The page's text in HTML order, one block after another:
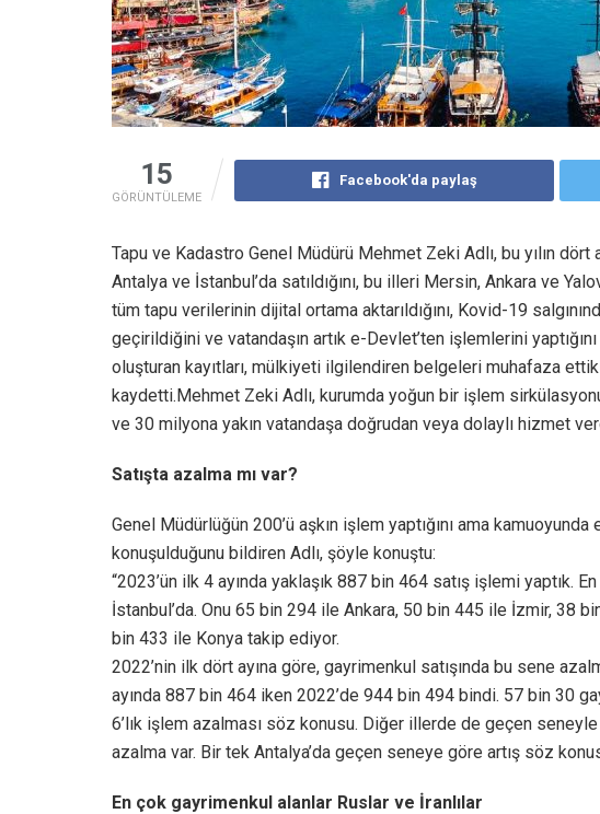
15
GÖRÜNTÜLEME
Facebook'da paylaş
Tapu ve Kadastro Genel Müdürü Mehmet Zeki Adlı, bu yılın dört
Antalya ve İstanbul’da satıldığını, bu illeri Mersin, Ankara ve
tüm tapu verilerinin dijital ortama aktarıldığını, Kovid-19
geçirildiğini ve vatandaşın artık e-Devlet’ten işlemlerini
oluşturan kayıtları, mülkiyeti ilgilendiren belgeleri muhafaza
kaydetti.Mehmet Zeki Adlı, kurumda yoğun bir işlem
ve 30 milyona yakın vatandaşa doğrudan veya dolaylı hizmet
Satışta azalma mı var?
Genel Müdürlüğün 200’ü aşkın işlem yaptığını ama kamuoyunda
konuşulduğunu bildiren Adlı, şöyle konuştu:
“2023’ün ilk 4 ayında yaklaşık 887 bin 464 satış işlemi yaptık.
İstanbul’da. Onu 65 bin 294 ile Ankara, 50 bin 445 ile İzmir, 38
bin 433 ile Konya takip ediyor.
2022’nin ilk dört ayına göre, gayrimenkul satışında bu sene
ayında 887 bin 464 iken 2022’de 944 bin 494 bindi. 57 bin 30
6’lık işlem azalması söz konusu. Diğer illerde de geçen seneyle
azalma var. Bir tek Antalya’da geçen seneye göre artış söz
En çok gayrimenkul alanlar Ruslar ve İranlılar